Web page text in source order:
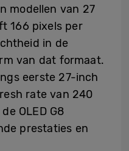
modellen van 27
166 pixels per
in de
van dat formaat.
eerste 27-inch
rate van 240
OLED G8
prestaties en